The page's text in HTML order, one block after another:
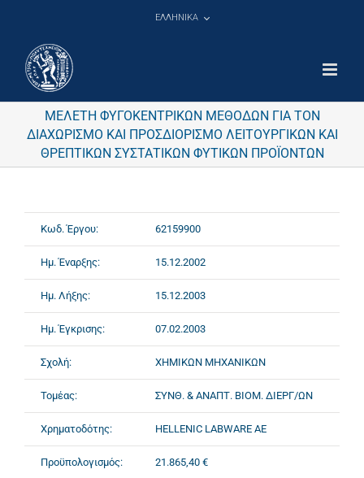
ΕΛΛΗΝΙΚΑ
ΜΕΛΕΤΗ ΦΥΓΟΚΕΝΤΡΙΚΩΝ ΜΕΘΟΔΩΝ ΓΙΑ ΤΟΝ
ΔΙΑΧΩΡΙΣΜΟ ΚΑΙ ΠΡΟΣΔΙΟΡΙΣΜΟ ΛΕΙΤΟΥΡΓΙΚΩΝ ΚΑΙ
ΘΡΕΠΤΙΚΩΝ ΣΥΣΤΑΤΙΚΩΝ ΦΥΤΙΚΩΝ ΠΡΟΪΟΝΤΩΝ
Κωδ. Έργου: 62159900
Ημ. Έναρξης: 15.12.2002
Ημ. Λήξης: 15.12.2003
Ημ. Έγκρισης: 07.02.2003
Σχολή: ΧΗΜΙΚΩΝ ΜΗΧΑΝΙΚΩΝ
Τομέας: ΣΥΝΘ. & ΑΝΑΠΤ. ΒΙΟΜ. ΔΙΕΡΓ/ΩΝ
Χρηματοδότης: HELLENIC LABWARE ΑΕ
Προϋπολογισμός: 21.865,40 €